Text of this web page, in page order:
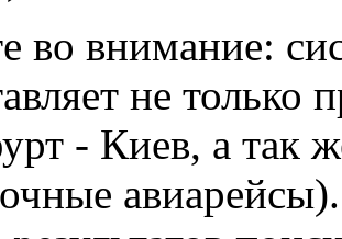
во внимание:
не только
- Киев, а так